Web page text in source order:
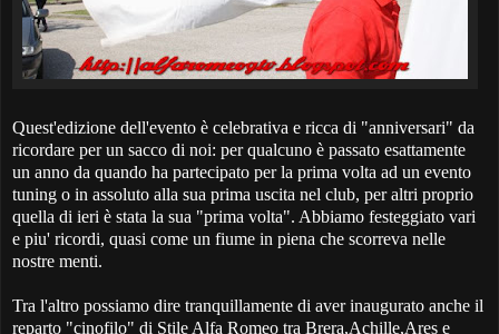
Quest'edizione dell'evento è celebrativa e ricca di "anniversari" da
ricordare per un sacco di noi: per qualcuno è passato esattamente
un anno da quando ha partecipato per la prima volta ad un evento
tuning o in assoluto alla sua prima uscita nel club, per altri proprio
quella di ieri è stata la sua "prima volta". Abbiamo festeggiato vari
e piu' ricordi, quasi come un fiume in piena che scorreva nelle
nostre menti.
Tra l'altro possiamo dire tranquillamente di aver inaugurato anche il
reparto "cinofilo" di Stile Alfa Romeo tra Brera,Achille,Ares e